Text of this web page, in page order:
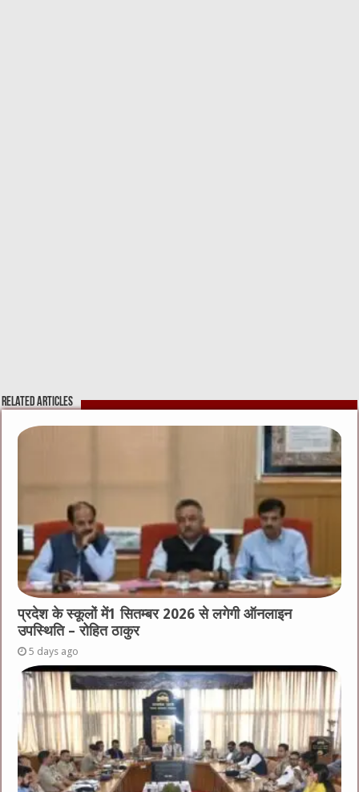
Related Articles
प्रदेश के स्कूलों में1 सितम्बर 2026 से लगेगी ऑनलाइन
उपस्थिति – रोहित ठाकुर
5 days ago